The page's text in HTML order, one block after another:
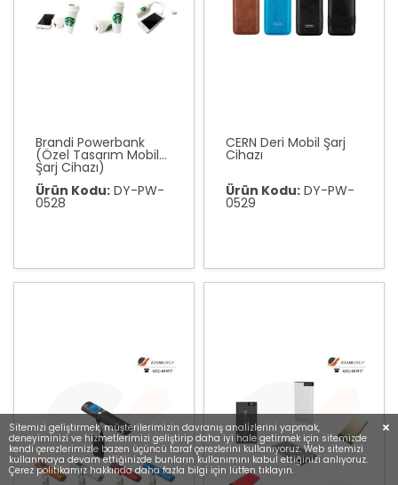
Brandi Powerbank
(Özel Tasarım Mobil
Şarj Cihazı)
Ürün Kodu: DY-PW-
0528
CERN Deri Mobil Şarj
Cihazı
Ürün Kodu: DY-PW-
0529
Sitemizi geliştirmek, müşterilerimizin davranış analizlerini yapmak,
deneyiminizi ve hizmetlerimizi geliştirip daha iyi hale getirmek için sitemizde
kendi çerezlerimizle bazen üçüncü taraf çerezlerini kullanıyoruz. Web sitemizi
kullanmaya devam ettiğinizde bunların kullanımını kabul ettiğinizi anlıyoruz.
Çerez politikamız hakkında daha fazla bilgi için lütfen tıklayın.